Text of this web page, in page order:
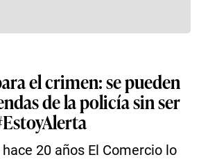
el crimen: se pueden
de la policía sin ser
20 años El Comercio lo